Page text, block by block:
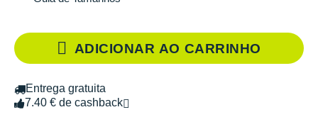
ADICIONAR AO CARRINHO
Entrega gratuita
7.40 € de cashback